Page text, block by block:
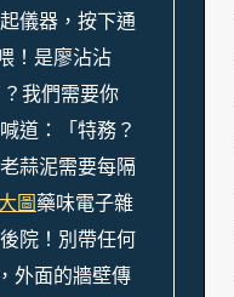
儀器，按下通
！是廖沾沾
我們需要你
道：「特務？
蒜泥需要每隔
圖藥味電子雜
院！別帶任何
外面的牆壁傳